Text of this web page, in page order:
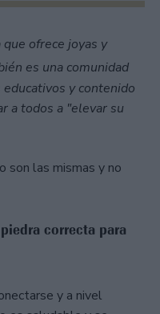
ofrece joyas y
es una comunidad
y contenido
a todos a "elevar su
son las mismas y no
correcta para
y a nivel